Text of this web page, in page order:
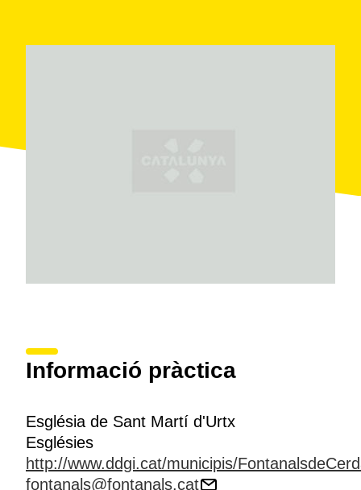
Informació pràctica
Església de Sant Martí d'Urtx
Esglésies
http://www.ddgi.cat/municipis/
fontanals@fontanals.cat